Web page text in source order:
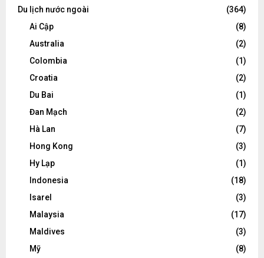
Du lịch nước ngoài
(364)
Ai Cập
(8)
Australia
(2)
Colombia
(1)
Croatia
(2)
Du Bai
(1)
Đan Mạch
(2)
Hà Lan
(7)
Hong Kong
(3)
Hy Lạp
(1)
Indonesia
(18)
Isarel
(3)
Malaysia
(17)
Maldives
(3)
Mỹ
(8)